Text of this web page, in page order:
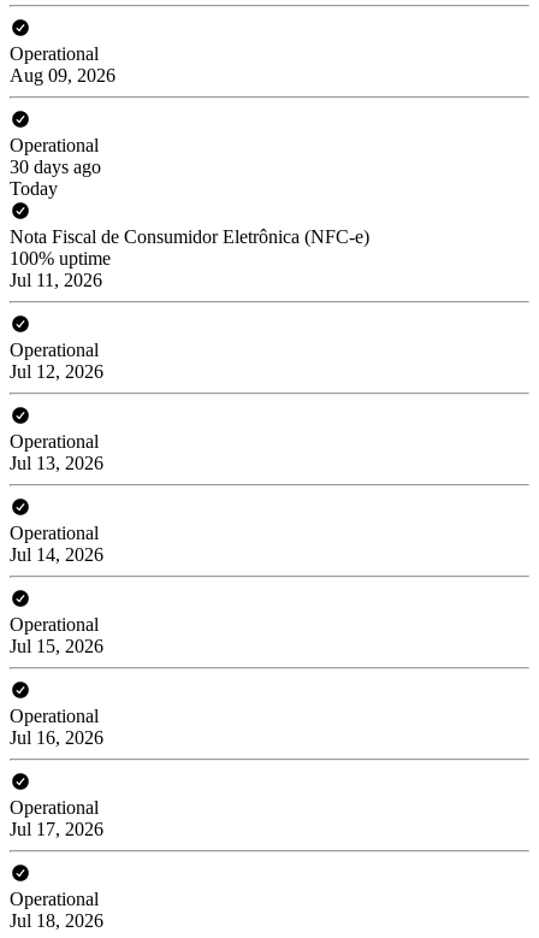
Operational
Aug 09, 2026
Operational
30 days ago
Today
Nota Fiscal de Consumidor Eletrônica (NFC-e)
100% uptime
Jul 11, 2026
Operational
Jul 12, 2026
Operational
Jul 13, 2026
Operational
Jul 14, 2026
Operational
Jul 15, 2026
Operational
Jul 16, 2026
Operational
Jul 17, 2026
Operational
Jul 18, 2026